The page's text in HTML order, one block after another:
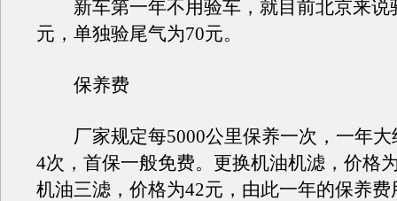
新车第一年不用验车，就目前北京来说
元，单独验尾气为70元。
保养费
厂家规定每5000公里保养一次，一年大
4次，首保一般免费。更换机油机滤，价格
机油三滤，价格为42元，由此一年的保养费